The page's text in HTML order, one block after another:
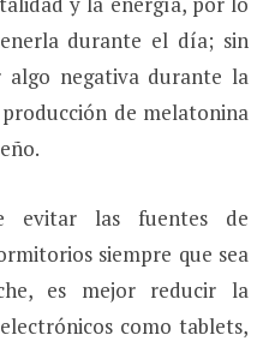
durante el día; sin
algo negativa durante la
de melatonina
evitar las fuentes de
siempre que sea
es mejor reducir la
como tablets,